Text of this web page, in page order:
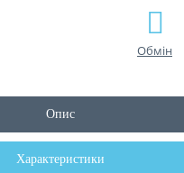
Обмін
Опис
Характеристики